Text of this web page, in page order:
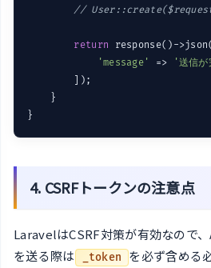
//
return response()-
'message'
=>
'送信が
        ]);
    }
4. CSRFトークンの注意点
LaravelはCSRF対策が有効なので
を送る際は
_token
を必ず含める